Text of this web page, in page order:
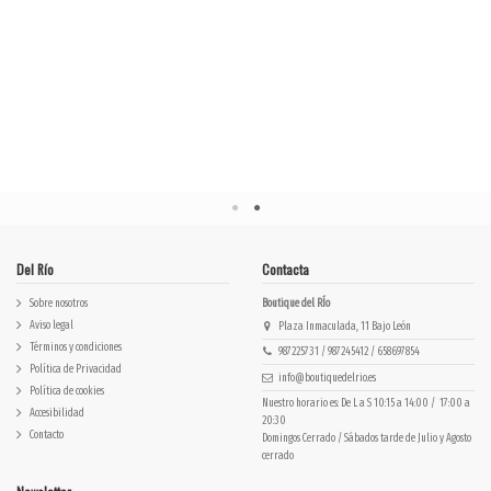
Del Río
Sobre nosotros
Aviso legal
Términos y condiciones
Política de Privacidad
Política de cookies
Accesibilidad
Contacto
Contacta
Boutique del RÍo
Plaza Inmaculada, 11 Bajo León
987225731 / 987245412 / 658697854
info@boutiquedelrio.es
Nuestro horario es: De L a S 10:15 a 14:00 / 17:00 a
20:30
Domingos Cerrado / Sábados tarde de Julio y Agosto
cerrado